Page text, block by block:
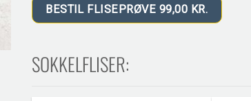
BESTIL FLISEPRØVE 99,00 KR.
SOKKELFLISER: